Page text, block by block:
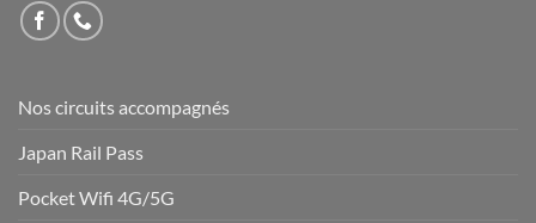
Nos circuits accompagnés
Japan Rail Pass
Pocket Wifi 4G/5G